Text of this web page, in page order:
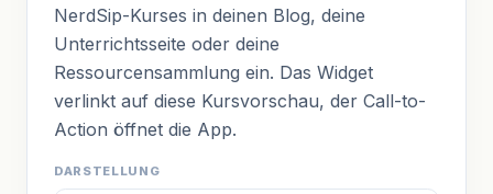
NerdSip-Kurses in deinen Blog, deine
Unterrichtsseite oder deine
Ressourcensammlung ein. Das Widget
verlinkt auf diese Kursvorschau, der Call-to-
Action öffnet die App.
DARSTELLUNG